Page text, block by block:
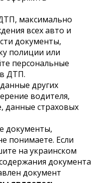
максимально
всех авто и
документы,
полиции или
персональные
ДТП.
других
водителя,
страховых
документы,
понимаете. Если
на украинском
документа
документ